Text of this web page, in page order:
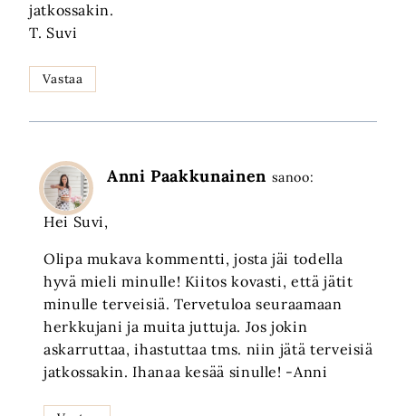
jatkossakin.
T. Suvi
Vastaa
Anni Paakkunainen sanoo:
Hei Suvi,
Olipa mukava kommentti, josta jäi todella
hyvä mieli minulle! Kiitos kovasti, että jätit
minulle terveisiä. Tervetuloa seuraamaan
herkkujani ja muita juttuja. Jos jokin
askarruttaa, ihastuttaa tms. niin jätä terveisiä
jatkossakin. Ihanaa kesää sinulle! -Anni